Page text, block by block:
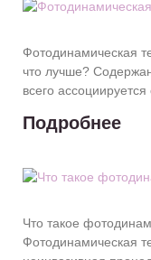
Фотодинамическая
что лучше?
всего
Подробнее
Что такое
Фотодинамическая